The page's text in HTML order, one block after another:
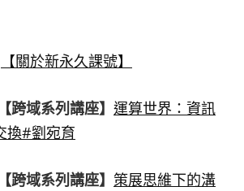
【關於新永久課號】
【跨域系列講座】 運算世界：資訊
換#劉宛育
【跨域系列講座】 策展思維下的溝